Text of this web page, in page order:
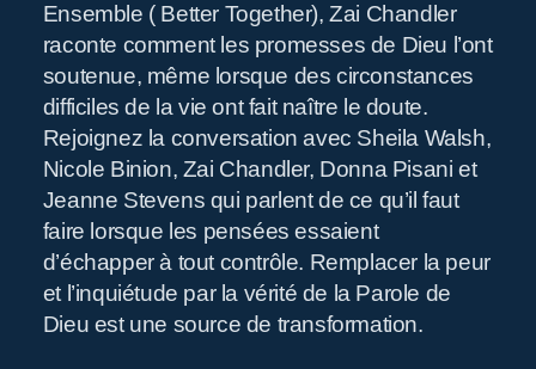
Ensemble ( Better Together), Zai Chandler
raconte comment les promesses de Dieu l’ont
soutenue, même lorsque des circonstances
difficiles de la vie ont fait naître le doute.
Rejoignez la conversation avec Sheila Walsh,
Nicole Binion, Zai Chandler, Donna Pisani et
Jeanne Stevens qui parlent de ce qu’il faut
faire lorsque les pensées essaient
d’échapper à tout contrôle. Remplacer la peur
et l’inquiétude par la vérité de la Parole de
Dieu est une source de transformation.